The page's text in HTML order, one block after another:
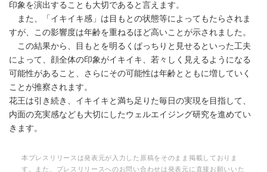
印象を演出することも大切であると言えます。
また、「イキイキ感」は目もとの状態等によってもたらされま
すが、この影響度は年齢を重ねるほど高いことが示されました。
この結果から、目もとを明るくぱっちりと見せるといった工夫
によって、顔全体の印象がイキイキ、若々しく見えるようになる
可能性があること、さらにその可能性は年齢とともに増していく
ことが推察されます。
花王は引き続き、イキイキと満ち足りた毎日の実現を目指して、
内面の充実感なども大切にしたウェルエイジング研究を進めてい
きます。
本プレスリリースは発表元が入力した原稿をそのまま掲載しておりま
す。また、プレスリリースへのお問い合わせは発表元に直接お願いいた